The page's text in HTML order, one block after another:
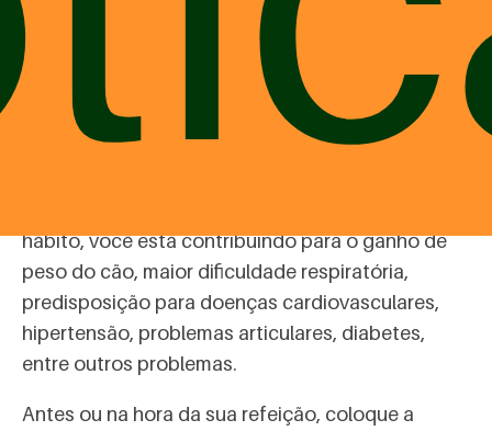
# 3 – Não cometa FALTAS na dieta
Os cães adoram compartilhar a comida com o
tutor. Se vai rolar aquele churrasco ou almoço no
dia do jogo, prepare o seu pet para isso. O
hábito, você está contribuindo para o ganho de
peso do cão, maior dificuldade respiratória,
predisposição para doenças cardiovasculares,
hipertensão, problemas articulares, diabetes,
entre outros problemas.
Antes ou na hora da sua refeição, coloque a